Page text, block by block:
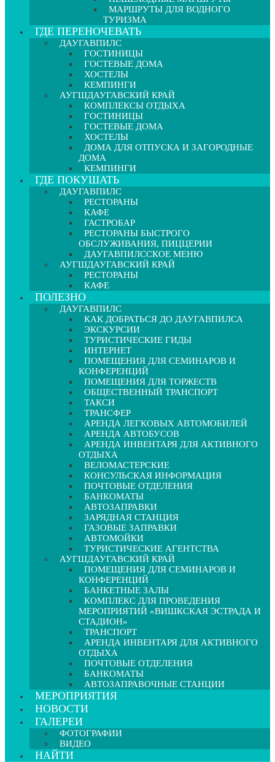
МАРШРУТЫ ДЛЯ ВОДНОГО
ТУРИЗМА
ГДЕ ПЕРЕНОЧЕВАТЬ
ДАУГАВПИЛС
ГОСТИНИЦЫ
ГОСТЕВЫЕ ДОМА
ХОСТЕЛЫ
КЕМПИНГИ
АУГШДАУГАВСКИЙ КРАЙ
КОМПЛЕКСЫ ОТДЫХА
ГОСТИНИЦЫ
ГОСТЕВЫЕ ДОМА
ХОСТЕЛЫ
ДОМА ДЛЯ ОТПУСКА И ЗАГОРОДНЫЕ
ДОМА
КЕМПИНГИ
ГДЕ ПОКУШАТЬ
ДАУГАВПИЛС
РЕСТОРАНЫ
КАФЕ
ГАСТРОБАР
РЕСТОРАНЫ БЫСТРОГО
ОБСЛУЖИВАНИЯ, ПИЦЦЕРИИ
ДАУГАВПИЛССКОЕ МЕНЮ
АУГШДАУГАВСКИЙ КРАЙ
РЕСТОРАНЫ
КАФЕ
ПОЛЕЗНО
ДАУГАВПИЛС
КАК ДОБРАТЬСЯ ДО ДАУГАВПИЛСА
ЭКСКУРСИИ
ТУРИСТИЧЕСКИЕ ГИДЫ
ИНТЕРНЕТ
ПОМЕЩЕНИЯ ДЛЯ СЕМИНАРОВ И
КОНФЕРЕНЦИЙ
ПОМЕЩЕНИЯ ДЛЯ ТОРЖЕСТВ
ОБЩЕСТВЕННЫЙ ТРАНСПОРТ
ТАКСИ
ТРАНСФЕР
АРЕНДА ЛЕГКОВЫХ АВТОМОБИЛЕЙ
АРЕНДА АВТОБУСОВ
АРЕНДА ИНВЕНТАРЯ ДЛЯ АКТИВНОГО
ОТДЫХА
ВЕЛОМАСТЕРСКИЕ
КОНСУЛЬСКАЯ ИНФОРМАЦИЯ
ПОЧТОВЫЕ ОТДЕЛЕНИЯ
БАНКОМАТЫ
АВТОЗАПРАВКИ
ЗАРЯДНАЯ СТАНЦИЯ
ГАЗОВЫЕ ЗАПРАВКИ
АВТОМОЙКИ
ТУРИСТИЧЕСКИЕ АГЕНТСТВА
АУГШДАУГАВСКИЙ КРАЙ
ПОМЕЩЕНИЯ ДЛЯ СЕМИНАРОВ И
КОНФЕРЕНЦИЙ
БАНКЕТНЫЕ ЗАЛЫ
КОМПЛЕКС ДЛЯ ПРОВЕДЕНИЯ
МЕРОПРИЯТИЙ «ВИШКСКАЯ ЭСТРАДА И
СТАДИОН»
ТРАНСПОРТ
АРЕНДА ИНВЕНТАРЯ ДЛЯ АКТИВНОГО
ОТДЫХА
ПОЧТОВЫЕ ОТДЕЛЕНИЯ
БАНКОМАТЫ
АВТОЗАПРАВОЧНЫЕ СТАНЦИИ
МЕРОПРИЯТИЯ
НОВОСТИ
ГАЛЕРЕИ
ФОТОГРАФИИ
ВИДЕО
НАЙТИ